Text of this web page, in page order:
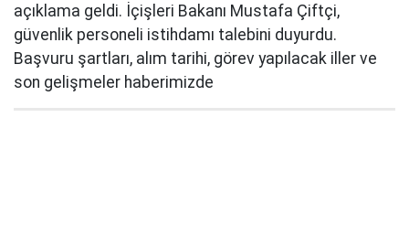
açıklama geldi. İçişleri Bakanı Mustafa Çiftçi,
güvenlik personeli istihdamı talebini duyurdu.
Başvuru şartları, alım tarihi, görev yapılacak iller ve
son gelişmeler haberimizde